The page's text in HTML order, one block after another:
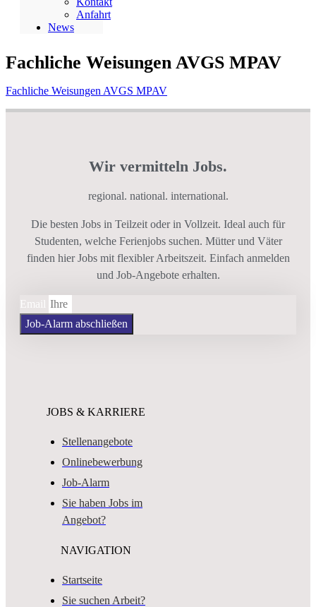
Anfahrt
News
Fachliche Weisungen AVGS MPAV
Fachliche Weisungen AVGS MPAV
Wir vermitteln Jobs.
regional. national. international.
Die besten Jobs in Teilzeit oder in Vollzeit. Ideal auch für
Studenten, welche Ferienjobs suchen. Mütter und Väter
finden hier Jobs mit flexibler Arbeitszeit. Einfach anmelden
und Job-Angebote erhalten.
Email
Job-Alarm abschließen
JOBS & KARRIERE
Stellenangebote
Onlinebewerbung
Job-Alarm
Sie haben Jobs im
Angebot?
NAVIGATION
Startseite
Sie suchen Arbeit?